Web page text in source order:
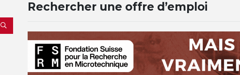
RECHERCHER
Rechercher une offre d’emploi